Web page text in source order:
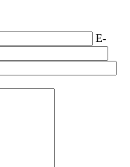
E-